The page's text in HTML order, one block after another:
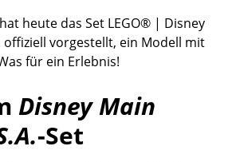
heute das Set LEGO® | Disney
offiziell vorgestellt, ein Modell mit
für ein Erlebnis!
Disney Main
-Set